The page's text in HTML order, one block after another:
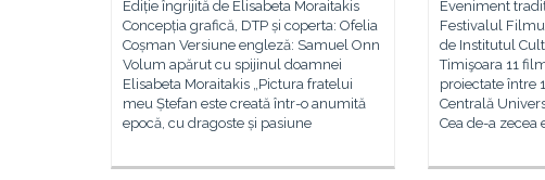
Ediție îngrijită de Elisabeta Moraitakis
Concepția grafică, DTP și coperta: Ofelia
Coșman Versiune engleză: Samuel Onn
Volum apărut cu spijinul doamnei
Elisabeta Moraitakis „Pictura fratelui
meu Ștefan este creată într-o anumită
epocă, cu dragoste și pasiune
Eveniment
Festivalul
de Institutul
Timişoara 11
proiectate între
Centrală
Cea de-a zecea